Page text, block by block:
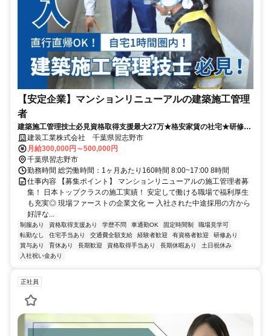
【安定企業】マンションリニューアルの建築施工管理
者
建築施工管理技士必見資格取得支援最大27万★格安家賃の社宅★研修あ
り 建装工業株式会社 千葉県習志野市
月給300,000円～500,000円
千葉県習志野市
勤務時間 総労働時間：1ヶ月あたり160時間 8:00~17:00 8時間
仕事内容 【募集ポイント】 マンションリニューアルの施工管理者募
集！ 日本トップクラスの施工実績！ 安定して働ける職場で福利厚生
も充実◎ 現場ファーストの企業文化 ー 入社された中途採用の方から
好評な...
制服あり 資格取得支援あり 学歴不問 車通勤OK 固定時間制
職場見学可
転勤なし
住宅手当あり 交通費全額支給 経験者歓迎 有資格者歓迎
研修あり
賞与あり
育休あり 長期歓迎 資格取得手当あり 長期休暇あり
土日祝休み
入社祝い金あり
正社員